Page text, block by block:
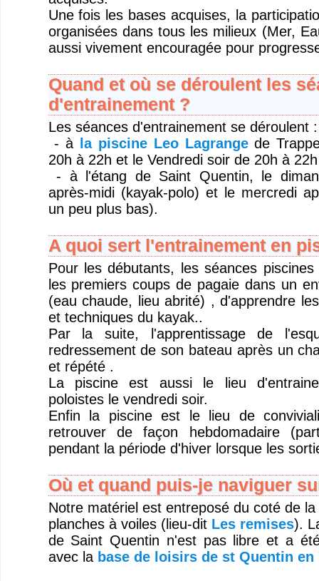
Une fois les bases acquises, la
organisées dans tous les milieux (Mer,
aussi vivement encouragée pour
Quand et où se déroulent les
d'entrainement ?
Les séances d'entrainement se déroulent :
- à
la piscine Leo Lagrangede
20h à 22h et le Vendredi soir de 20h à
- à l'étang de Saint Quentin, le
après-midi (kayak-polo) et le mercredi
un peu plus bas).
A quoi sert l'entrainement en
Pour les débutants, les séances
les premiers coups de pagaie dans un
(eau chaude, lieu abrité) , d'apprendre
et techniques du kayak..
Par la suite, l'apprentissage de
redressement de son bateau après un
et répété .
La piscine est aussi le lieu
poloistes le vendredi soir.
Enfin la piscine est le lieu de
retrouver de façon hebdomadaire
pendant la période d'hiver lorsque les
Où et quand puis-je naviguer
Notre matériel est entreposé du coté de
planches à voiles (lieu-dit Les remises).
de Saint Quentin n'est pas libre et a
avec la base de loisirs de st Quentin en